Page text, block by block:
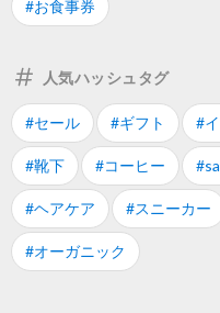
#お食事券
人気ハッシュタグ
#セール #ギフト #
#靴下 #コーヒー
#ヘアケア #スニーカー
#オーガニック